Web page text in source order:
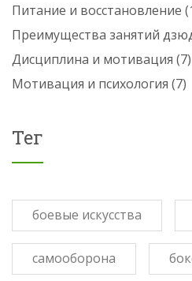
Питание и восстановление
Преимущества занятий
Дисциплина и мотивация (7)
Мотивация и психология (7)
Тег
боевые искусства
самооборона